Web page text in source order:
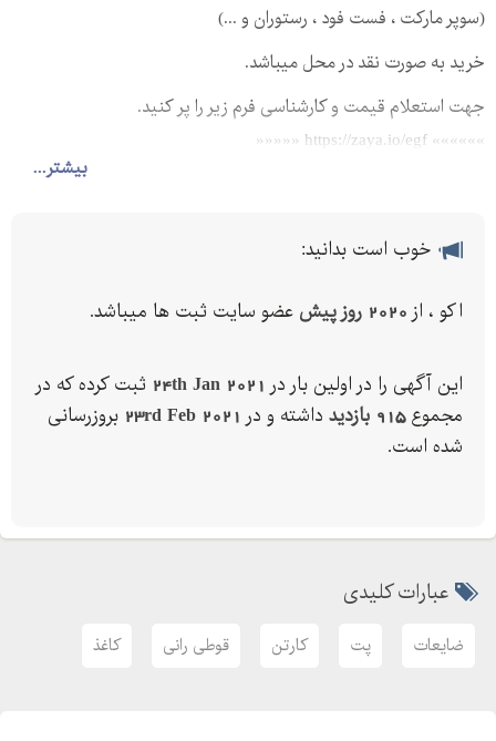
بیشتر...
(سوپر مارکت ، فست فود ، رستوران و ...)
خرید به صورت نقد در محل میباشد.
جهت استعلام قیمت و کارشناسی فرم زیر را پر کنید.
»»»»»» https://zaya.io/egf «««««
خوب است بدانید:
اکو ، از 2020 روز پیش عضو سایت ثبت ها میباشد.
این آگهی را در اولین بار در 24th Jan 2021 ثبت کرده که در
مجموع915 بازدید داشته و در 23rd Feb 2021 بروزرسانی
شده است.
عبارات کلیدی
ضایعات پت کارتن قوطی رانی کاغذ